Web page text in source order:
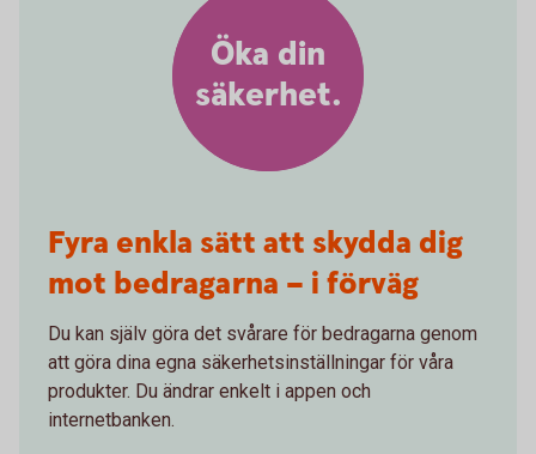
Fyra enkla sätt att skydda dig
mot bedragarna – i förväg
Du kan själv göra det svårare för bedragarna genom
att göra dina egna säkerhetsinställningar för våra
produkter. Du ändrar enkelt i appen och
internetbanken.
Öka din
säkerhet.